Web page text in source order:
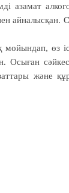
азамат
өз
Осыған
және